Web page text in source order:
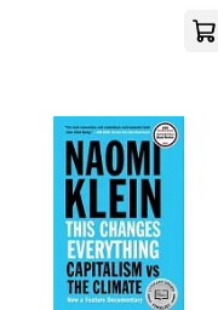
Ellen (NRT)(1)
Greg/ Klein(1)
Jennifer (NRT)(1)
Renouf Pub Co
Simon &
Textstream(1)
其他 (可複選)
現在可購買商品